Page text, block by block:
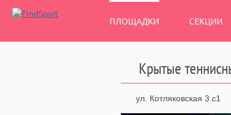
ПЛОЩАДКИ СЕКЦИИ
Крытые
ул. Котляковская 3 с1